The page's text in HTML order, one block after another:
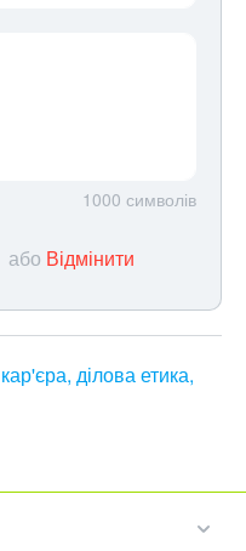
1000 символів
або Відмінити
ділова етика,